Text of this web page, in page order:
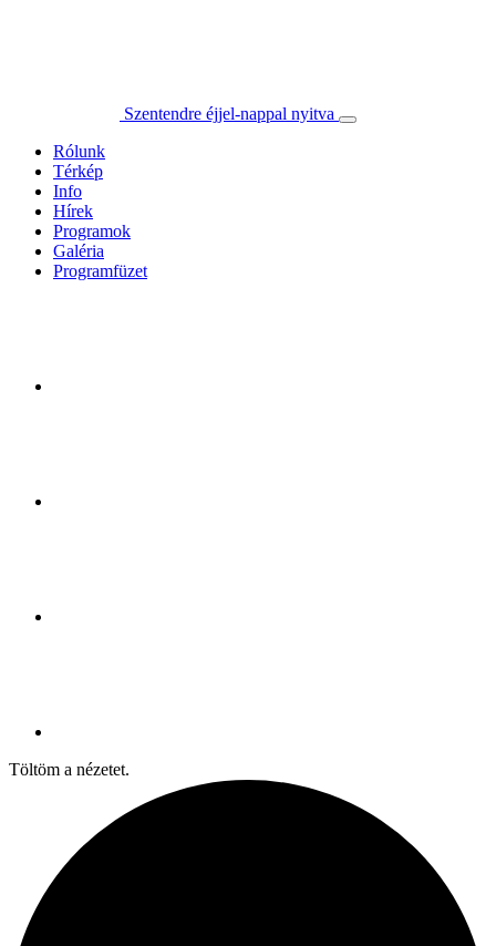
Szentendre éjjel-nappal nyitva
Rólunk
Térkép
Info
Hírek
Programok
Galéria
Programfüzet
Töltöm a nézetet.